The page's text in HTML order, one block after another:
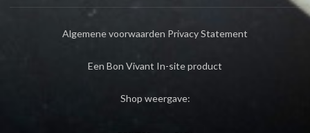
Algemene voorwaarden Privacy Statement
Een Bon Vivant In-site product
Shop weergave: